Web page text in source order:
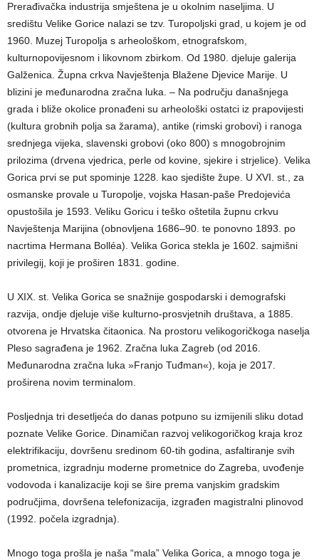
Prerađivačka industrija smještena je u okolnim naseljima. U
središtu Velike Gorice nalazi se tzv. Turopoljski grad, u kojem je od
1960. Muzej Turopolja s arheološkom, etnografskom,
kulturnopovijesnom i likovnom zbirkom. Od 1980. djeluje galerija
Galženica. Župna crkva Navještenja Blažene Djevice Marije. U
blizini je međunarodna zračna luka. – Na području današnjega
grada i bliže okolice pronađeni su arheološki ostatci iz prapovijesti
(kultura grobnih polja sa žarama), antike (rimski grobovi) i ranoga
srednjega vijeka, slavenski grobovi (oko 800) s mnogobrojnim
prilozima (drvena vjedrica, perle od kovine, sjekire i strjelice). Velika
Gorica prvi se put spominje 1228. kao sjedište župe. U XVI. st., za
osmanske provale u Turopolje, vojska Hasan-paše Predojevića
opustošila je 1593. Veliku Goricu i teško oštetila župnu crkvu
Navještenja Marijina (obnovljena 1686–90. te ponovno 1893. po
nacrtima Hermana Bolléa). Velika Gorica stekla je 1602. sajmišni
privilegij, koji je proširen 1831. godine.
U XIX. st. Velika Gorica se snažnije gospodarski i demografski
razvija, ondje djeluje više kulturno-prosvjetnih društava, a 1885.
otvorena je Hrvatska čitaonica. Na prostoru velikogoričkoga naselja
Pleso sagrađena je 1962. Zračna luka Zagreb (od 2016.
Međunarodna zračna luka »Franjo Tuđman«), koja je 2017.
proširena novim terminalom.
Posljednja tri desetljeća do danas potpuno su izmijenili sliku dotad
poznate Velike Gorice. Dinamičan razvoj velikogoričkog kraja kroz
elektrifikaciju, dovršenu sredinom 60-tih godina, asfaltiranje svih
prometnica, izgradnju moderne prometnice do Zagreba, uvođenje
vodovoda i kanalizacije koji se šire prema vanjskim gradskim
područjima, dovršena telefonizacija, izgrađen magistralni plinovod
(1992. počela izgradnja).
Mnogo toga prošla je naša “mala” Velika Gorica, a mnogo toga je